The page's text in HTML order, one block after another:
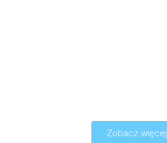
Zobacz więcej